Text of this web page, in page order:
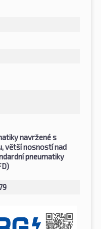
navržené s
větší nosností nad
pneumatiky